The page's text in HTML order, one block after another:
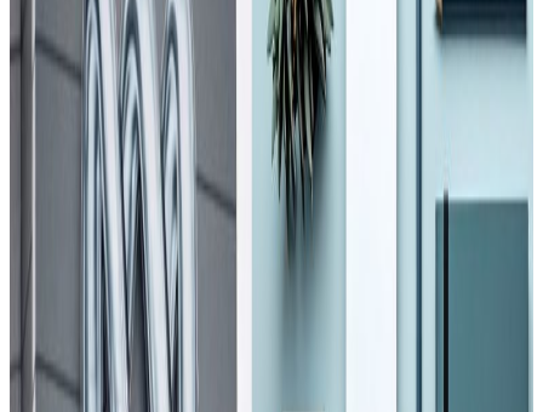
Friday, 2020 May 15 / 6:29 pm
अ+